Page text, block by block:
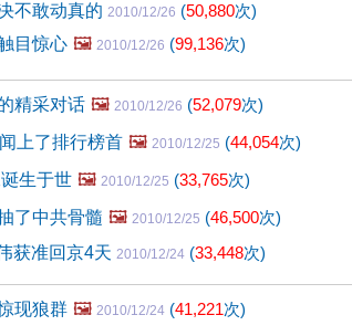
不敢动真的 2010/12/26 (50,880次)
目惊心 🖼️ 2010/12/26 (99,136次)
精采对话 🖼️ 2010/12/26 (52,079次)
上了排行榜首 🖼️ 2010/12/25 (44,054次)
生于世 🖼️ 2010/12/25 (33,765次)
了中共骨髓 🖼️ 2010/12/25 (46,500次)
获准回京4天 2010/12/24 (33,448次)
现狼群 🖼️ 2010/12/24 (41,221次)